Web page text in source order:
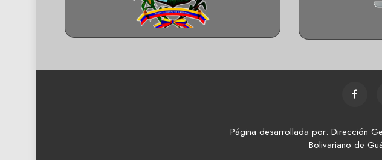
Página desarrollada por: Dirección
Bolivariano de